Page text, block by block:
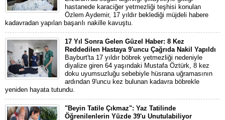
hastanede karaciğer yetmezliği teşhisi konulan
Özlem Aydemir, 17 yıldır beklediği müjdeli habere
kadavradan yapılan başarılı nakille kavuştu.
17 Yıl Sonra Gelen Güzel Haber: 8 Kez
Reddedilen Hastaya 9'uncu Çağrıda Nakil Yapıldı
Bayburt'ta 17 yıldır böbrek yetmezliği nedeniyle
diyalize giren 64 yaşındaki Mustafa Öztürk, 8 kez
doku uyumsuzluğu sebebiyle hüsrana uğramasının
ardından 9'uncu kez bulunan kadavra böbrekle
yeniden hayata tutundu.
"Beyin Tatile Çıkmaz": Yaz Tatilinde
Öğrenilenlerin Yüzde 39'u Unutulabiliyor